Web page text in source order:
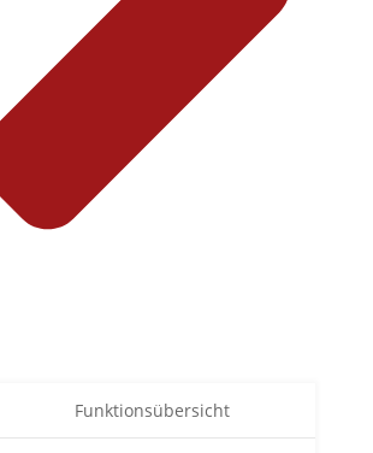
Funktionsübersicht